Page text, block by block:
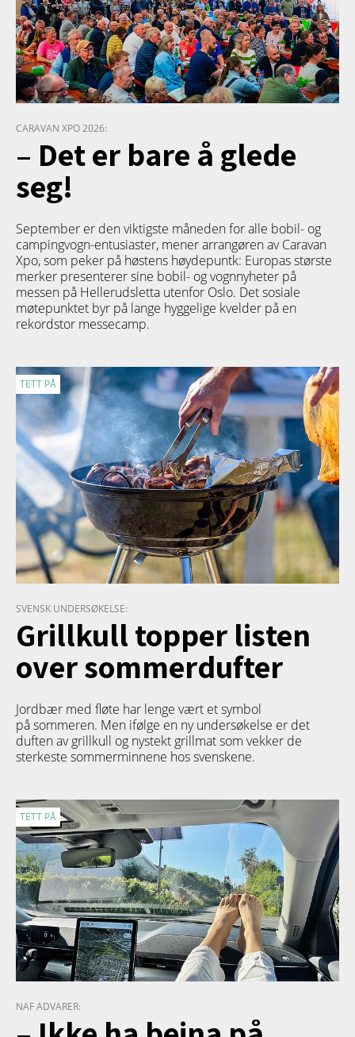
CARAVAN XPO 2026:
– Det er bare å glede
seg!
September er den viktigste måneden for alle bobil- og
campingvogn-entusiaster, mener arrangøren av Caravan
Xpo, som peker på høstens høydepuntk: Europas største
merker presenterer sine bobil- og vognnyheter på
messen på Hellerudsletta utenfor Oslo. Det sosiale
møtepunktet byr på lange hyggelige kvelder på en
rekordstor messecamp.
TETT PÅ
SVENSK UNDERSØKELSE:
Grillkull topper listen
over sommerdufter
Jordbær med fløte har lenge vært et symbol
på sommeren. Men ifølge en ny undersøkelse er det
duften av grillkull og nystekt grillmat som vekker de
sterkeste sommerminnene hos svenskene.
TETT PÅ
NAF ADVARER: